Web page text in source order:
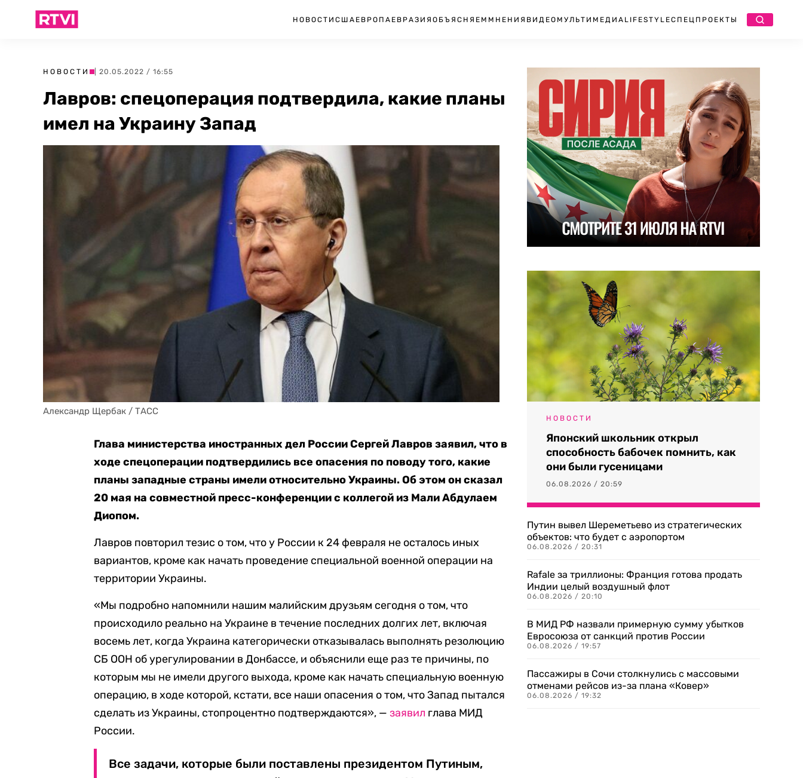
НОВОСТИ США ЕВРОПА ЕВРАЗИЯ ОБЪЯСНЯЕМ МНЕНИЯ ВИДЕО МУЛЬТИМЕДИА LIFESTYLEСПЕЦПРОЕКТЫ
НОВОСТИ | 20.05.2022 / 16:55
Лавров: спецоперация подтвердила, какие планы
имел на Украину Запад
Александр Щербак / ТАСС
Глава министерства иностранных дел России Сергей Лавров заявил, что в
ходе спецоперации подтвердились все опасения по поводу того, какие
планы западные страны имели относительно Украины. Об этом он сказал
20 мая на совместной пресс-конференции с коллегой из Мали Абдулаем
Диопом.
Лавров повторил тезис о том, что у России к 24 февраля не осталось иных
вариантов, кроме как начать проведение специальной военной операции на
территории Украины.
«Мы подробно напомнили нашим малийским друзьям сегодня о том, что
происходило реально на Украине в течение последних долгих лет, включая
восемь лет, когда Украина категорически отказывалась выполнять резолюцию
СБ ООН об урегулировании в Донбассе, и объяснили еще раз те причины, по
которым мы не имели другого выхода, кроме как начать специальную военную
операцию, в ходе которой, кстати, все наши опасения о том, что Запад пытался
сделать из Украины, стопроцентно подтверждаются», —заявил глава МИД
России.
Все задачи, которые были поставлены президентом Путиным,
НОВОСТИ
Японский школьник открыл
способность бабочек помнить, как
они были гусеницами
06.08.2026 / 20:59
Путин вывел Шереметьево из стратегических
объектов: что будет с аэропортом
06.08.2026 / 20:31
Rafale за триллионы: Франция готова продать
Индии целый воздушный флот
06.08.2026 / 20:10
В МИД РФ назвали примерную сумму убытков
Евросоюза от санкций против России
06.08.2026 / 19:57
Пассажиры в Сочи столкнулись с массовыми
отменами рейсов из-за плана «Ковер»
06.08.2026 / 19:32